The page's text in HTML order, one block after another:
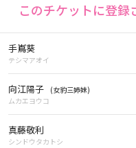
このチケットに登録
手嶌葵
テシマアオイ
向江陽子
(女豹三姉妹)
ムカエヨウコ
真藤敬利
シンドウタカトシ